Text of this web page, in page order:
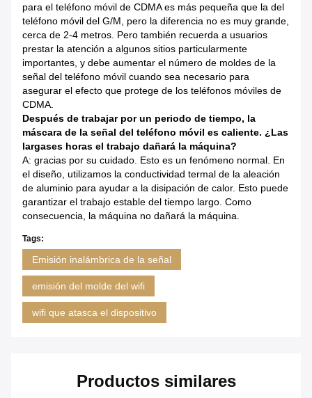
para el teléfono móvil de CDMA es más pequeña que la del
teléfono móvil del G/M, pero la diferencia no es muy grande,
cerca de 2-4 metros. Pero también recuerda a usuarios
prestar la atención a algunos sitios particularmente
importantes, y debe aumentar el número de moldes de la
señal del teléfono móvil cuando sea necesario para
asegurar el efecto que protege de los teléfonos móviles de
CDMA.
Después de trabajar por un periodo de tiempo, la
máscara de la señal del teléfono móvil es caliente. ¿Las
largases horas el trabajo dañará la máquina?
A: gracias por su cuidado. Esto es un fenómeno normal. En
el diseño, utilizamos la conductividad termal de la aleación
de aluminio para ayudar a la disipación de calor. Esto puede
garantizar el trabajo estable del tiempo largo. Como
consecuencia, la máquina no dañará la máquina.
Tags:
Emisión inalámbrica de la señal
emisión del molde del wifi
wifi que atasca el dispositivo
Productos similares